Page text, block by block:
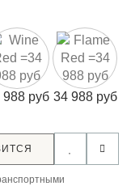
988 руб 34 988 руб